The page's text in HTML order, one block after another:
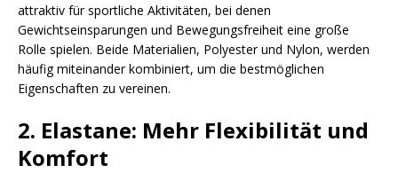
attraktiv für sportliche Aktivitäten, bei denen
Gewichtseinsparungen und Bewegungsfreiheit eine große
Rolle spielen. Beide Materialien, Polyester und Nylon, werden
häufig miteinander kombiniert, um die bestmöglichen
Eigenschaften zu vereinen.
2. Elastane: Mehr Flexibilität und
Komfort